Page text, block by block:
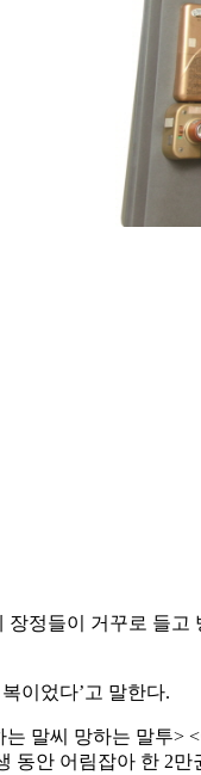
정들이 거꾸로 들
이었다’고 말한다.
말씨 망하는 말투
동안 어림잡아 한 2